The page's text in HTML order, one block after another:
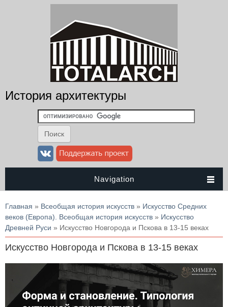
История архитектуры
Navigation
Вы здесь
Главная » Всеобщая история искусств » Искусство Средних
веков (Европа). Всеобщая история искусств » Искусство
Древней Руси » Искусство Новгорода и Пскова в 13-15 веках
Искусство Новгорода и Пскова в 13-15 веках